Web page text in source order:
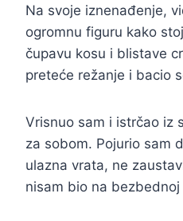
Na svoje iznenađenje,
ogromnu figuru kako
čupavu kosu i blistave
preteće režanje i bacio
Vrisnuo sam i istrčao iz
za sobom. Pojurio sam
ulazna vrata, ne
nisam bio na